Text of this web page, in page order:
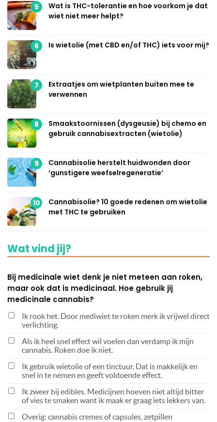
5
Wat is THC-tolerantie en hoe voorkom je dat
wiet niet meer helpt?
6 Is wietolie (met CBD en/of THC) iets voor mij?
7
Extraatjes om wietplanten buiten mee te
verwennen
8
Smaakstoornissen (dysgeusie) bij chemo en
gebruik cannabisextracten (wietolie)
9
Cannabisolie herstelt huidwonden door
‘gunstigere weefselregeneratie’
10
Cannabisolie? 10 goede redenen om wietolie
met THC te gebruiken
Wat vind jij?
Bij medicinale wiet denk je niet meteen aan roken,
maar ook dat is medicinaal. Hoe gebruik jij
medicinale cannabis?
Ik rook het. Door mediwiet te roken merk ik vrijwel direct
verlichting.
Als ik heel snel effect wil voelen dan verdamp ik mijn
cannabis. Roken doe ik niet.
Ik gebruik wietolie of een tinctuur. Dat is makkelijk en
snel in te nemen en geeft voldoende effect.
Ik zweer bij edibles. Medicijnen hoeven niet altijd bitter
of vies te smaken want ik maak er graag iets lekkers van.
Overig: cannabis cremes of capsules, zetpillen